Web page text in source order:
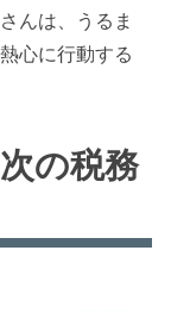
んは、うるま
心に行動する
の税務